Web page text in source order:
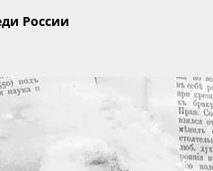
России